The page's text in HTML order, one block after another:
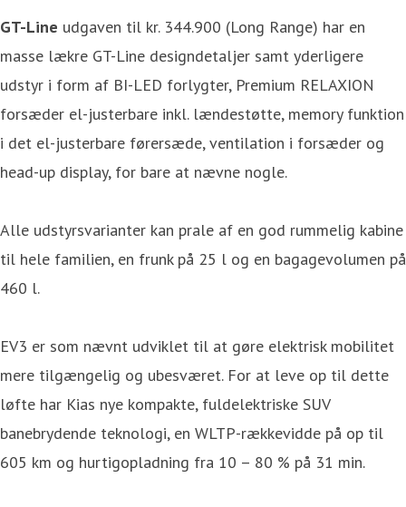
GT-Line udgaven til kr. 344.900 (Long Range) har en
masse lækre GT-Line designdetaljer samt yderligere
udstyr i form af BI-LED forlygter, Premium RELAXION
forsæder el-justerbare inkl. lændestøtte, memory funktion
i det el-justerbare førersæde, ventilation i forsæder og
head-up display, for bare at nævne nogle.
Alle udstyrsvarianter kan prale af en god rummelig kabine
til hele familien, en frunk på 25 l og en bagagevolumen på
460 l.
EV3 er som nævnt udviklet til at gøre elektrisk mobilitet
mere tilgængelig og ubesværet. For at leve op til dette
løfte har Kias nye kompakte, fuldelektriske SUV
banebrydende teknologi, en WLTP-rækkevidde på op til
605 km og hurtigopladning fra 10 – 80 % på 31 min.